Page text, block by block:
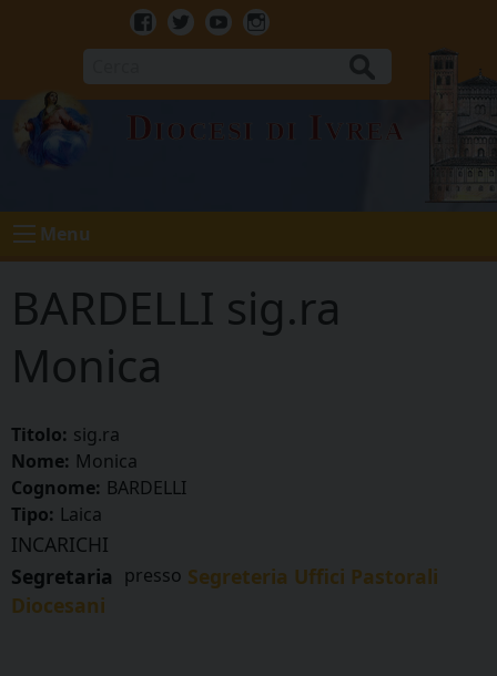
Facebook
TwitterYoutubeInstagram
Diocesi di Ivrea
Menu
BARDELLI sig.ra
Monica
Titolo: sig.ra
Nome: Monica
Cognome: BARDELLI
Tipo: Laica
INCARICHI
Segretaria presso Segreteria Uffici Pastorali
Diocesani